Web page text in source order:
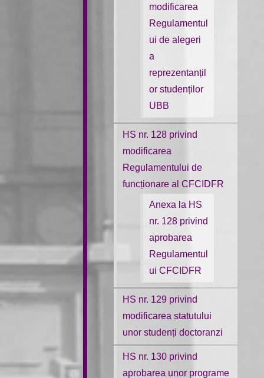
modificarea
Regulamentul
ui de alegeri
a
reprezentanțil
or studenților
UBB
HS nr. 128 privind
modificarea
Regulamentului de
funcționare al CFCIDFR
Anexa la HS
nr. 128 privind
aprobarea
Regulamentul
ui CFCIDFR
HS nr. 129 privind
modificarea statutului
unor studenți doctoranzi
HS nr. 130 privind
aprobarea unor programe